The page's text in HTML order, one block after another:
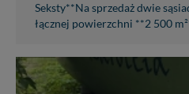
Seksty**Na sprzedaż dwie
łącznej powierzchni **2 500